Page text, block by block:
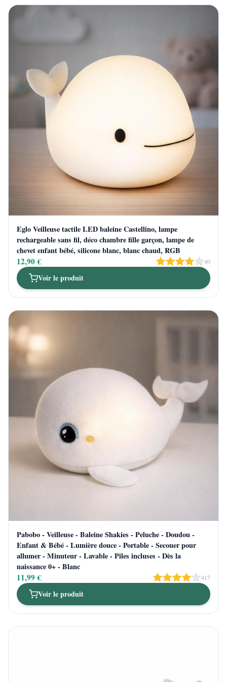
Eglo Veilleuse tactile LED baleine Castellino, lampe
rechargeable sans fil, déco chambre fille garçon, lampe de
chevet enfant bébé, silicone blanc, blanc chaud, RGB
12,90 € 40
Voir le produit
Pabobo - Veilleuse - Baleine Shakies - Peluche - Doudou -
Enfant & Bébé - Lumière douce - Portable - Secouer pour
allumer - Minuteur - Lavable - Piles incluses - Dès la
naissance 0+ - Blanc
11,99 € 417
Voir le produit